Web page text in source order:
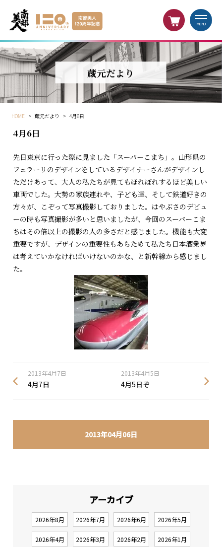
MENU
蔵元だより
HOME > 蔵元だより > 4月6日
2013年04月06日
4月6日
先日東京に行った際に見ました「スーパーこまち」。山形県の
フェラーリのデザインをしているデザイナーさんがデザインし
ただけあって、大人の私たちが見てもほれぼれするほど美しい
車両でした。大勢の家族連れや、子ども達、そして鉄道好きの
方々が、こぞって写真撮影しておりました。はやぶさのデビュ
ーの時も写真撮影が多いと思いましたが、今回のスーパーこま
ちはその倍以上の撮影の人の多さだと感じました。機能も大変
重要ですが、デザインの重要性もあらためて私たち日本酒業界
は考えていかなければいけないのかな、と新幹線から感じまし
た。
2013年4月7日
4月7日
2013年4月5日
4月5日ぞ
アーカイブ
2026年8月 2026年7月 2026年6月 2026年5月
2026年4月 2026年3月 2026年2月 2026年1月